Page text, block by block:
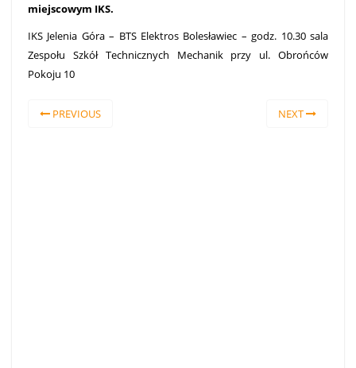
miejscowym IKS.
IKS Jelenia Góra – BTS Elektros Bolesławiec – godz. 10.30 sala
Zespołu Szkół Technicznych Mechanik przy ul. Obrońców
Pokoju 10
PREVIOUS NEXT